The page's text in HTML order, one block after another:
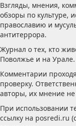
Взгляды, мнения,
обзоры по культуре,
православию и
антитеррора.
Журнал о тех, кто
Поволжье и на Урале.
Комментарии
проверку.
авторы, их мнение
При использовании
ссылку на posredi.ru